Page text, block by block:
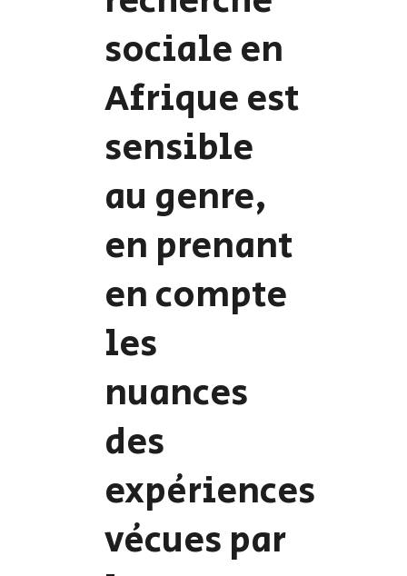
sociale en
Afrique est
sensible
au genre,
en prenant
en compte
les
nuances
des
expériences
vécues par